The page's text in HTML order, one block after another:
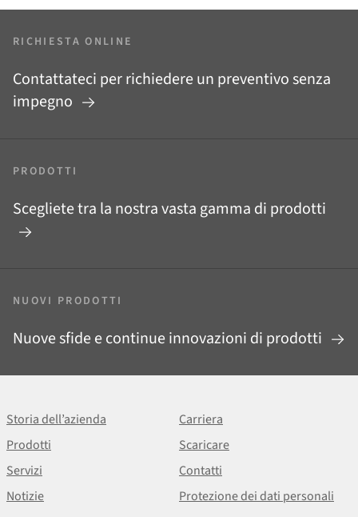
RICHIESTA ONLINE
Contattateci per richiedere un preventivo senza
impegno
PRODOTTI
Scegliete tra la nostra vasta gamma di prodotti
NUOVI PRODOTTI
Nuove sfide e continue innovazioni di prodotti
Storia dell’azienda
Carriera
Prodotti
Scaricare
Servizi
Contatti
Notizie
Protezione dei dati personali